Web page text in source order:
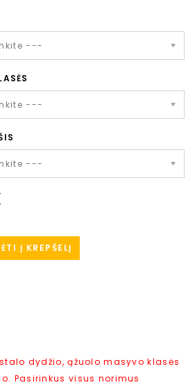
---
---
---
Į KREPŠELĮ
dydžio, ąžuolo masyvo klasės
Pasirinkus visus norimus